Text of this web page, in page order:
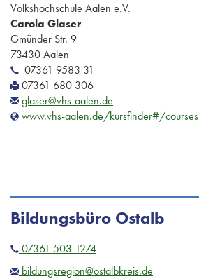
Volkshochschule Aalen e.V.
Carola Glaser
Gmünder Str. 9
73430 Aalen
07361 9583 31
07361 680 306
glaser@vhs-aalen.de
www.vhs-aalen.de/kursfinder#/courses
Bildungsbüro Ostalb
07361 503 1274
bildungsregion@ostalbkreis.de